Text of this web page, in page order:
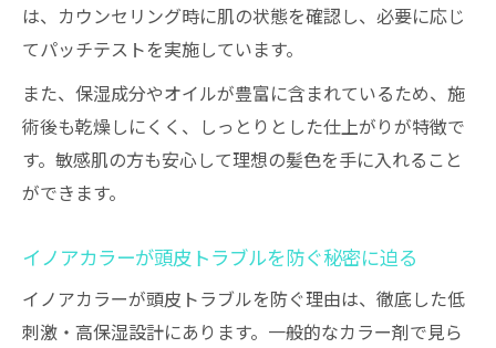
は、カウンセリング時に肌の状態を確認し、必要に応じ
てパッチテストを実施しています。
また、保湿成分やオイルが豊富に含まれているため、施
術後も乾燥しにくく、しっとりとした仕上がりが特徴で
す。敏感肌の方も安心して理想の髪色を手に入れること
ができます。
イノアカラーが頭皮トラブルを防ぐ秘密に迫る
イノアカラーが頭皮トラブルを防ぐ理由は、徹底した低
刺激・高保湿設計にあります。一般的なカラー剤で見ら